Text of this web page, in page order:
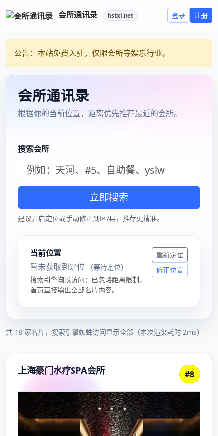
温州优雅岁月正规吗
温州男士高档SPa
2022年11月23日 | 温
士
高
档
已关闭评论
温州男士高档SPa
2022年11月23日 | 温
州
高
档
SPa
已关闭评论